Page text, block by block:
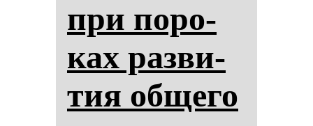
при по­ро­
ках раз­ви­
тия об­ще­го